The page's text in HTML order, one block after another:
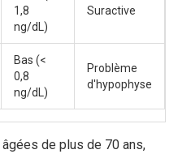
1,8
ng/dL)
Suractive
Bas (<
0,8
ng/dL)
Problème
d'hypophyse
de plus de 70 ans,